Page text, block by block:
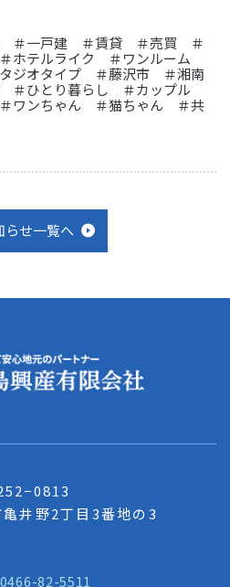
＃一戸建 ＃賃貸 ＃売買 ＃
ホテルライク ＃ワンルーム
ジオタイプ ＃藤沢市 ＃湘南
ひとり暮らし ＃カップル
ワンちゃん ＃猫ちゃん ＃共
らせ一覧へ
井野2丁目3番地の3
0466-82-5511